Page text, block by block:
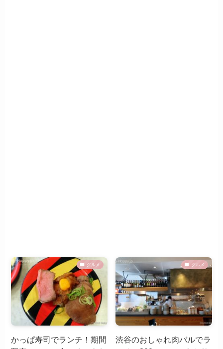
グルメ
かっぱ寿司でランチ！期間
グルメ
渋谷のおしゃれ肉バルでラ